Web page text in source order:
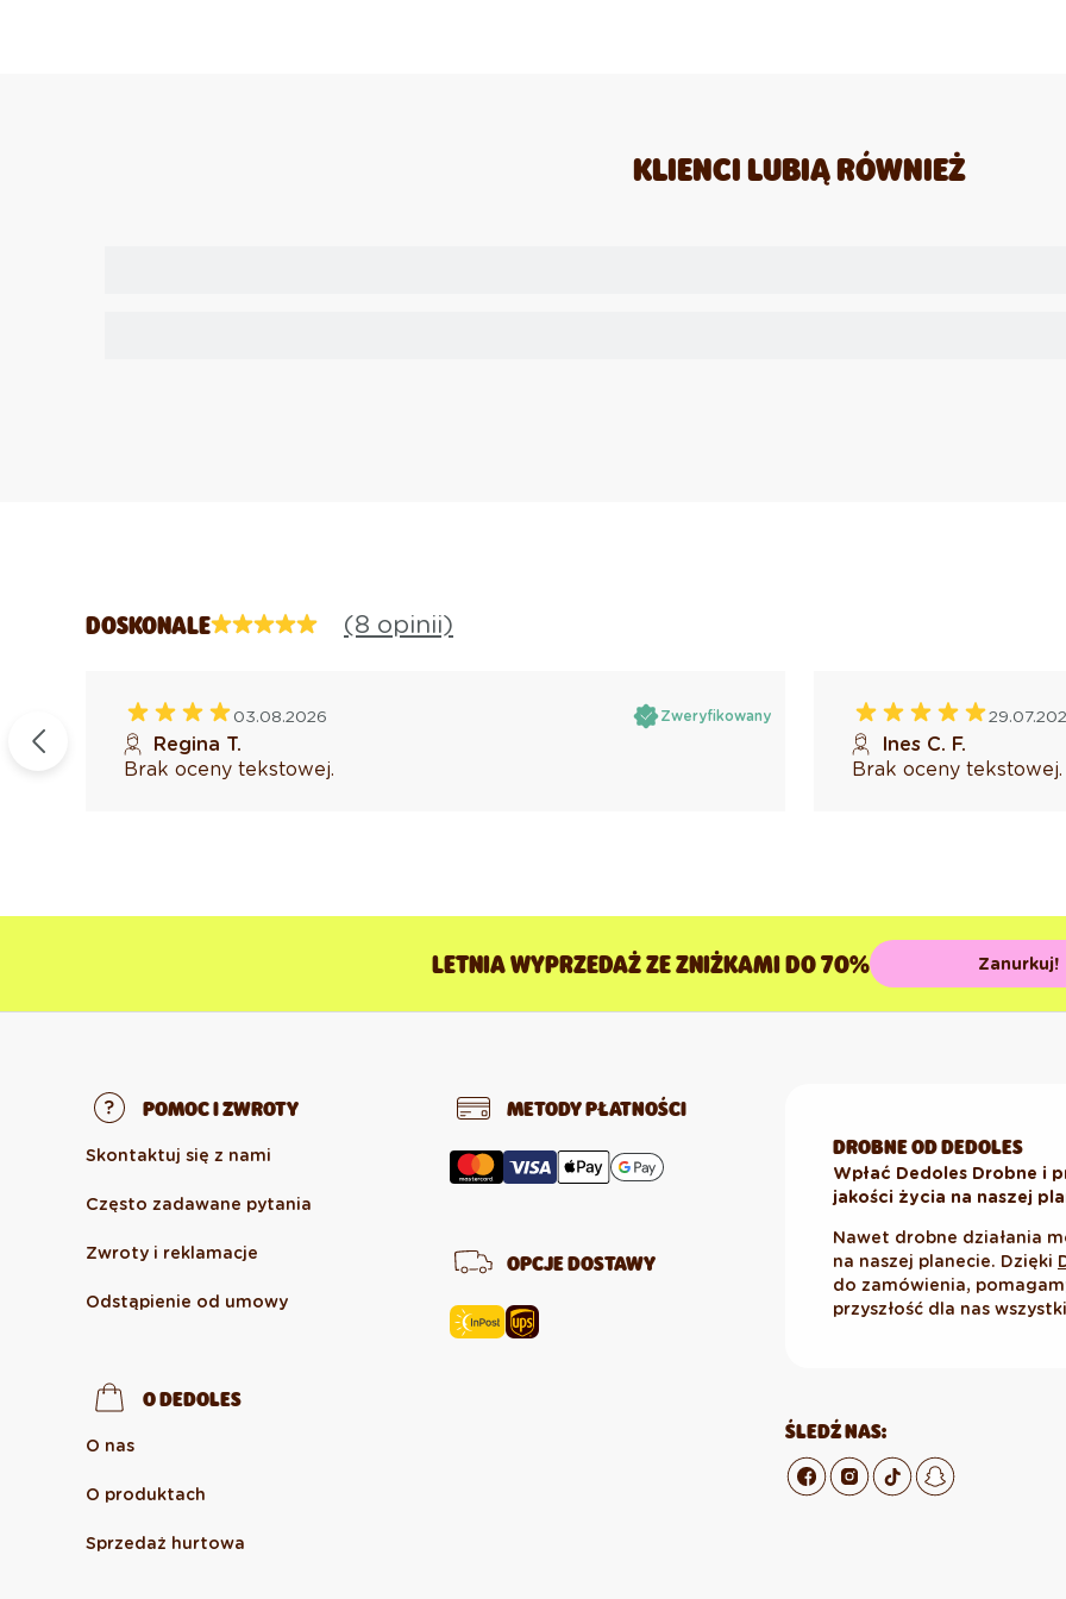
KLIENCI LUBIĄ RÓWNIEŻ
DOSKONALE (8 opinii)
03.08.2026 Zweryfikowany
Regina T.
Brak oceny tekstowej.
Ines C. F.
Brak oceny tekstowej.
LETNIA WYPRZEDAŻ ZE ZNIŻKAMI DO 70% Zanurkuj!
POMOC I ZWROTY
Skontaktuj się z nami
Często zadawane pytania
Zwroty i reklamacje
Odstąpienie od umowy
O DEDOLES
O nas
O produktach
Sprzedaż hurtowa
METODY PŁATNOŚCI
OPCJE DOSTAWY
DROBNE OD DEDOLES
Wpłać Dedoles Drobne i
jakości życia na naszej
Nawet drobne działania
na naszej planecie. Dzięki
do zamówienia,
przyszłość dla nas
ŚLEDŹ NAS: